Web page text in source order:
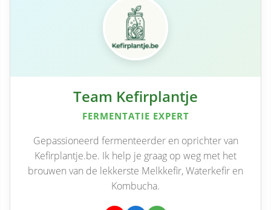
Team Kefirplantje
FERMENTATIE EXPERT
Gepassioneerd fermenteerder en oprichter van
Kefirplantje.be. Ik help je graag op weg met het
brouwen van de lekkerste Melkkefir, Waterkefir en
Kombucha.